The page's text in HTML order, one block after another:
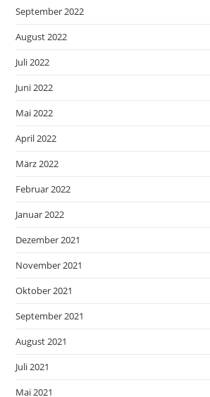
September 2022
August 2022
Juli 2022
Juni 2022
Mai 2022
April 2022
März 2022
Februar 2022
Januar 2022
Dezember 2021
November 2021
Oktober 2021
September 2021
August 2021
Juli 2021
Mai 2021